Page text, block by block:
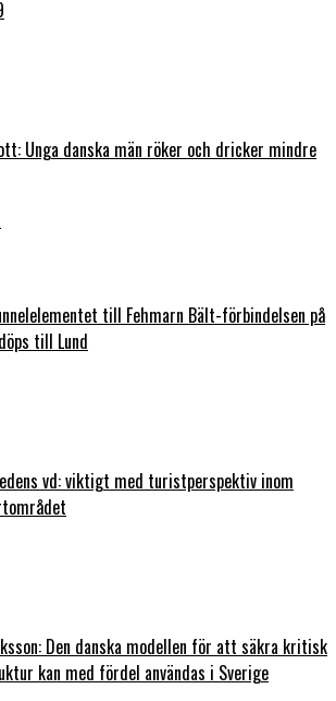
Unga danska män röker och dricker mindre
till Fehmarn Bält-förbindelsen på
till Lund
vd: viktigt med turistperspektiv inom
Den danska modellen för att säkra kritisk
kan med fördel användas i Sverige